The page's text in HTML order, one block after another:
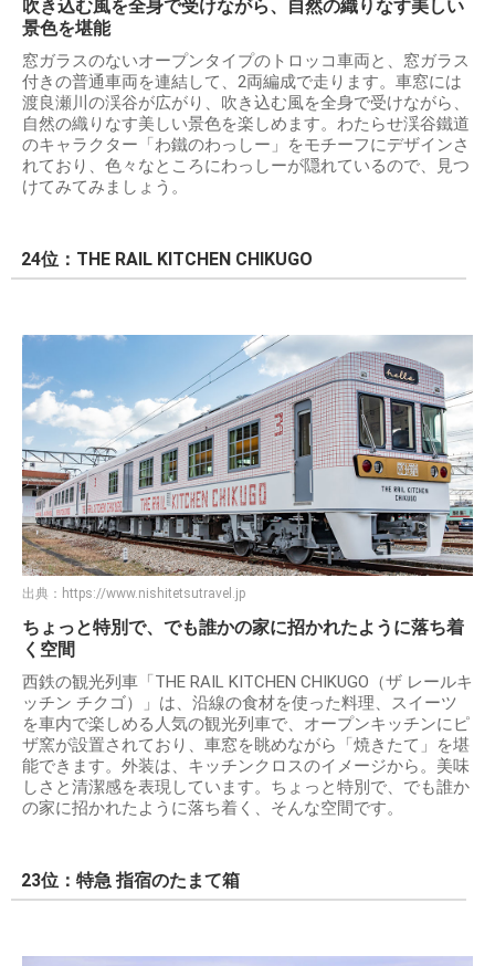
吹き込む風を全身で受けながら、自然の織りなす美しい
景色を堪能
窓ガラスのないオープンタイプのトロッコ車両と、窓ガラス
付きの普通車両を連結して、2両編成で走ります。車窓には
渡良瀬川の渓谷が広がり、吹き込む風を全身で受けながら、
自然の織りなす美しい景色を楽しめます。わたらせ渓谷鐵道
のキャラクター「わ鐵のわっしー」をモチーフにデザインさ
れており、色々なところにわっしーが隠れているので、見つ
けてみてみましょう。
24位：THE RAIL KITCHEN CHIKUGO
出典： https://www.nishitetsutravel.jp
ちょっと特別で、でも誰かの家に招かれたように落ち着
く空間
西鉄の観光列車「THE RAIL KITCHEN CHIKUGO（ザ レールキ
ッチン チクゴ）」は、沿線の食材を使った料理、スイーツ
を車内で楽しめる人気の観光列車で、オープンキッチンにピ
ザ窯が設置されており、車窓を眺めながら「焼きたて」を堪
能できます。外装は、キッチンクロスのイメージから。美味
しさと清潔感を表現しています。ちょっと特別で、でも誰か
の家に招かれたように落ち着く、そんな空間です。
23位：特急 指宿のたまて箱